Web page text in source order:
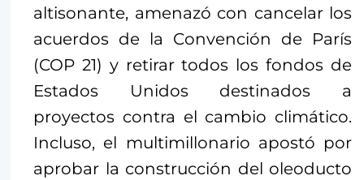
altisonante, amenazó con cancelar los
acuerdos de la Convención de París
(COP 21) y retirar todos los fondos de
Estados Unidos destinados a
proyectos contra el cambio climático.
Incluso, el multimillonario apostó por
aprobar la construcción del oleoducto